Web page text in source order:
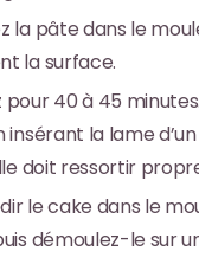
la pâte dans le
la surface.
pour 40 à 45
insérant la lame
doit ressortir
le cake dans le
démoulez-le sur